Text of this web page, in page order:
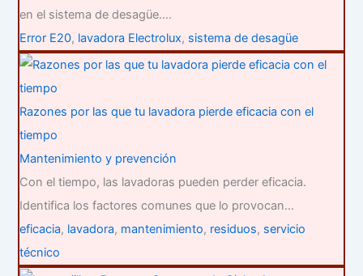
en el sistema de desagüe.…
Error E20, lavadora Electrolux, sistema de desagüe
Razones por las que tu lavadora pierde eficacia con el
tiempo
Mantenimiento y prevención
Con el tiempo, las lavadoras pueden perder eficacia.
Identifica los factores comunes que lo provocan…
eficacia, lavadora, mantenimiento, residuos, servicio
técnico